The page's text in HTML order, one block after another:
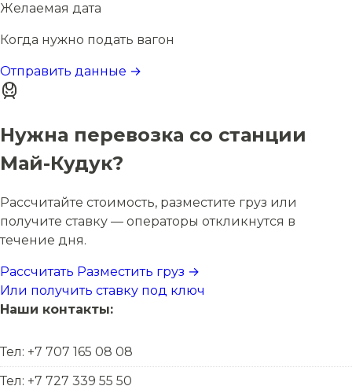
Желаемая дата
Когда нужно подать вагон
Отправить данные →
Нужна перевозка со станции
Май-Кудук?
Рассчитайте стоимость, разместите груз или
получите ставку — операторы откликнутся в
течение дня.
Рассчитать Разместить груз →
Или получить ставку под ключ
Наши контакты:
Тел: +7 707 165 08 08
Тел: +7 727 339 55 50